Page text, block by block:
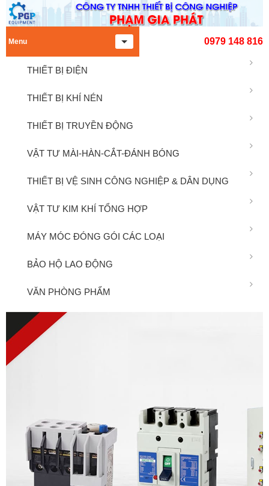
0979 148 816
Menu
THIẾT BỊ ĐIỆN
THIẾT BỊ KHÍ NÉN
THIẾT BỊ TRUYỀN ĐỘNG
VẬT TƯ MÀI-HÀN-CẮT-ĐÁNH BÓNG
THIẾT BỊ VỆ SINH CÔNG NGHIỆP & DÂN DỤNG
VẬT TƯ KIM KHÍ TỔNG HỢP
MÁY MÓC ĐÓNG GÓI CÁC LOẠI
BẢO HỘ LAO ĐỘNG
VĂN PHÒNG PHẨM